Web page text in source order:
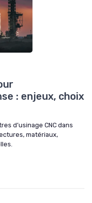
: enjeux, choix
d’usinage CNC dans
matériaux,